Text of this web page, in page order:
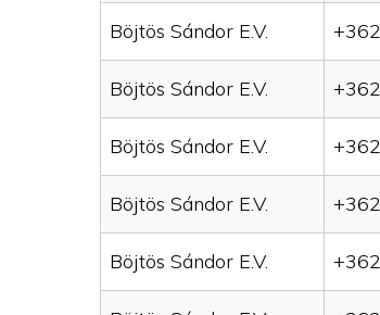
Böjtös Sándor E.V.
Böjtös Sándor E.V.
Böjtös Sándor E.V.
Böjtös Sándor E.V.
Böjtös Sándor E.V.